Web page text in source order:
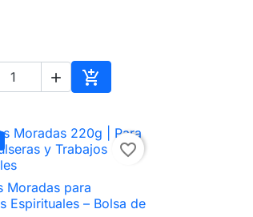
 
Añadir al carrito
favorite_border
 Vista rápida
Moradas para
Espirituales – Bolsa de